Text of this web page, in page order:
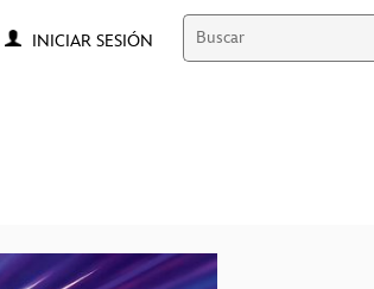
INICIAR SESIÓN